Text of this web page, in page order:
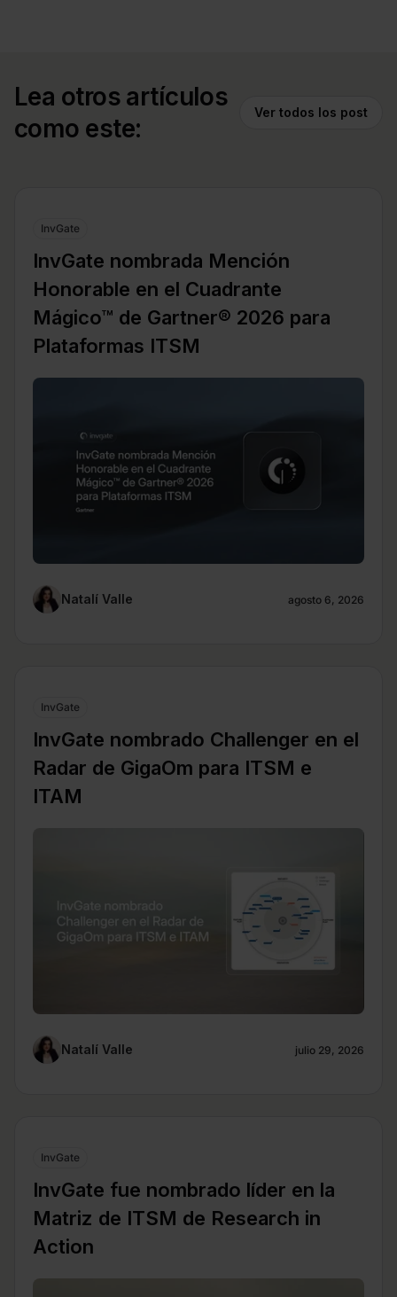
Lea otros artículos
como este:
Ver todos los post
InvGate
InvGate nombrada Mención
Honorable en el Cuadrante
Mágico™ de Gartner® 2026 para
Plataformas ITSM
Natalí Valle agosto 6, 2026
InvGate
InvGate nombrado Challenger en el
Radar de GigaOm para ITSM e
ITAM
Natalí Valle julio 29, 2026
InvGate
InvGate fue nombrado líder en la
Matriz de ITSM de Research in
Action